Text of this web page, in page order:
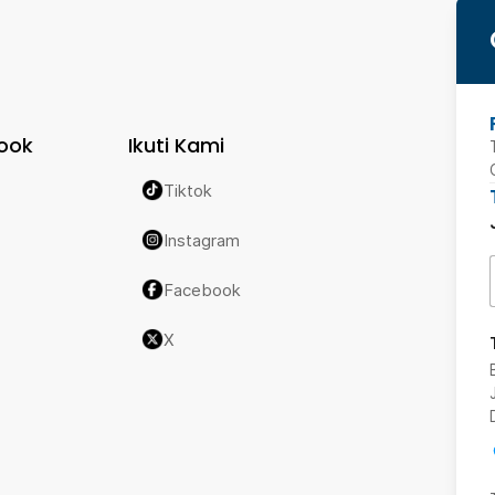
Ikuti Kami
Tiktok
Instagram
Facebook
X